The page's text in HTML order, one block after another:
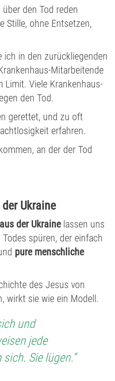
den Tod reden
Stille, ohne Entsetzen,
ich in den zurückliegenden
Mitarbeitende
Limit. Viele Krankenhaus-
den Tod.
gerettet, und zu oft
erfahren.
an der der Tod
Ukraine
der Ukrainelassen uns
spüren, der einfach
pure menschliche
des Jesus von
wirkt sie wie ein Modell.
und
jede
Sie lügen.“